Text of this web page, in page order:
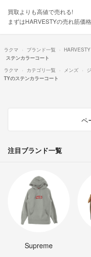
買取よりも高値で売れる!
まずはHARVESTYの売れ筋価
ラクマ ブランド一覧 HARVESTY
ステンカラーコート
ラクマ
カテゴリ一覧 メンズ
TYのステンカラーコート
ペ
注目ブランド一覧
Supreme